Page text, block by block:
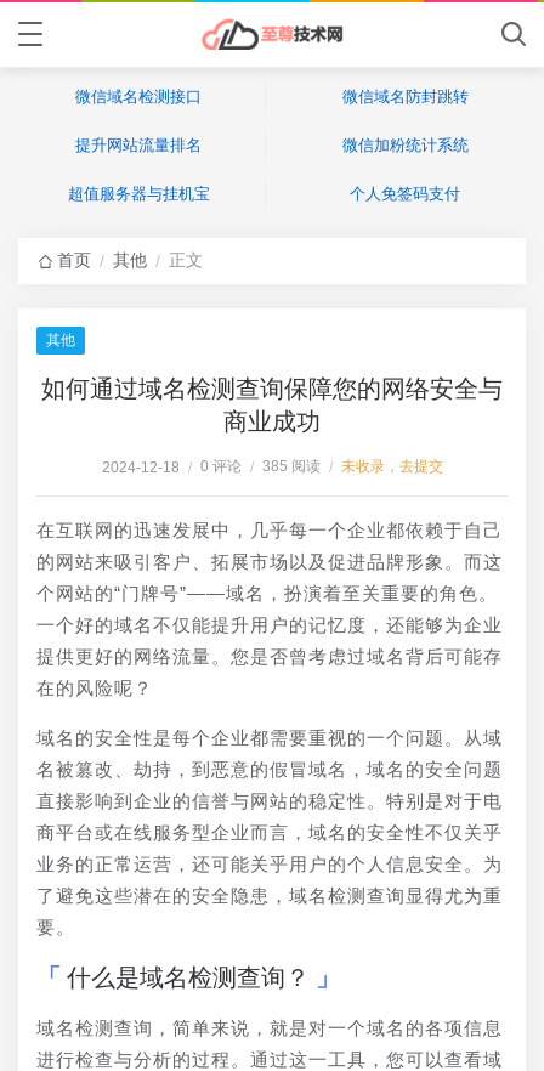
微信域名检测接口 微信域名防封跳转
提升网站流量排名 微信加粉统计系统
超值服务器与挂机宝 个人免签码支付
首页 / 其他 / 正文
其他
如何通过域名检测查询保障您的网络安全与
商业成功
2024-12-18 / 0 评论 / 385 阅读 / 未收录，去提交
在互联网的迅速发展中，几乎每一个企业都依赖于自己
的网站来吸引客户、拓展市场以及促进品牌形象。而这
个网站的“门牌号”——域名，扮演着至关重要的角色。
一个好的域名不仅能提升用户的记忆度，还能够为企业
提供更好的网络流量。您是否曾考虑过域名背后可能存
在的风险呢？
域名的安全性是每个企业都需要重视的一个问题。从域
名被篡改、劫持，到恶意的假冒域名，域名的安全问题
直接影响到企业的信誉与网站的稳定性。特别是对于电
商平台或在线服务型企业而言，域名的安全性不仅关乎
业务的正常运营，还可能关乎用户的个人信息安全。为
了避免这些潜在的安全隐患，域名检测查询显得尤为重
要。
什么是域名检测查询？
域名检测查询，简单来说，就是对一个域名的各项信息
进行检查与分析的过程。通过这一工具，您可以查看域